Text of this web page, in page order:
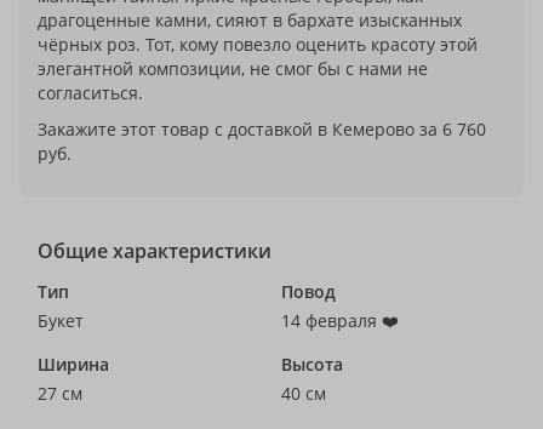
драгоценные камни, сияют в бархате изысканных
чёрных роз. Тот, кому повезло оценить красоту этой
элегантной композиции, не смог бы с нами не
согласиться.
Закажите этот товар с доставкой в Кемерово за 6 760
руб.
Общие характеристики
Тип
Букет
Повод
14 февраля ❤️
Ширина
27 см
Высота
40 см